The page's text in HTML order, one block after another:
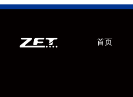
首页